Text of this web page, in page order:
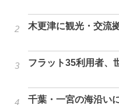
木更津に観光・交流
フラット35利用者、
千葉・一宮の海沿い